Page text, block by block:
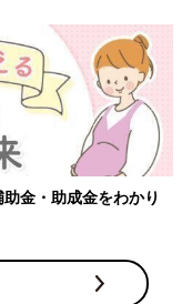
ン接種できるものも】